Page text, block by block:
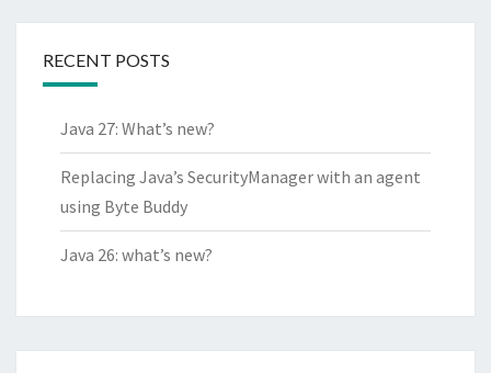
RECENT POSTS
Java 27: What’s new?
Replacing Java’s SecurityManager with an agent
using Byte Buddy
Java 26: what’s new?